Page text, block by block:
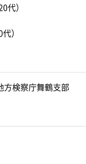
）
）
検察庁舞鶴支部